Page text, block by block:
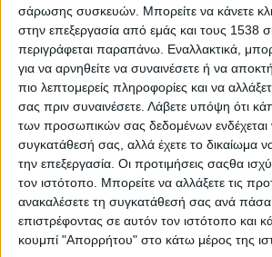
σάρωσης συσκευών. Μπορείτε να κάνετε
στην επεξεργασία από εμάς και τους 1538
περιγράφεται παραπάνω. Εναλλακτικά,
για να αρνηθείτε να συναινέσετε ή να
πιο λεπτομερείς πληροφορίες και να
σας πριν συναινέσετε. Λάβετε υπόψη ότι
των προσωπικών σας δεδομένων ενδέχεται
συγκατάθεσή σας, αλλά έχετε το δικαίωμα
την επεξεργασία. Οι προτιμήσεις σαςθα
τον ιστότοπο. Μπορείτε να αλλάξετε τις
ανακαλέσετε τη συγκατάθεσή σας ανά πάσα
επιστρέφοντας σε αυτόν τον ιστότοπο και
κουμπί "Απορρήτου" στο κάτω μέρος της